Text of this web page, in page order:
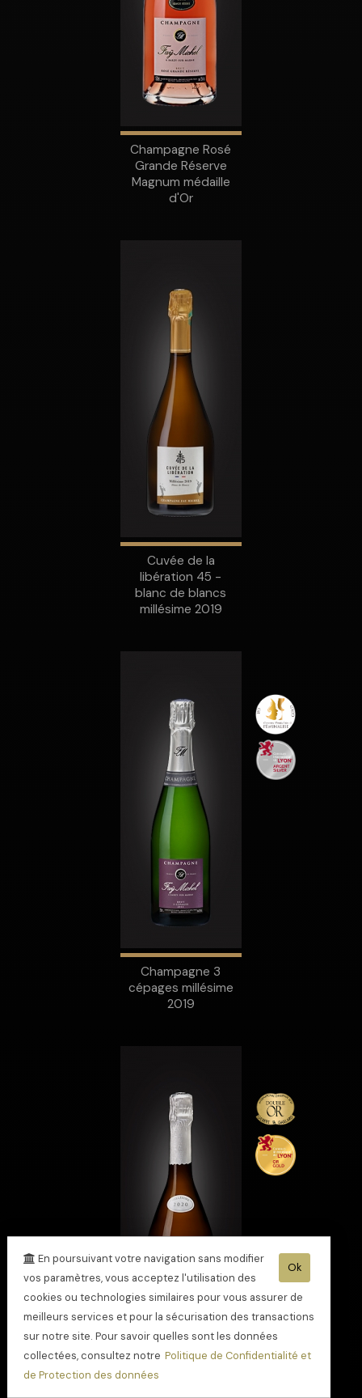
Champagne Rosé
Grande Réserve
Magnum médaille
d'Or
Cuvée de la
libération 45 -
blanc de blancs
millésime 2019
Champagne 3
cépages millésime
2019
Champagne Cuvée
Alexandre 2020
Ok
En poursuivant votre navigation sans modifier
vos paramètres, vous acceptez l'utilisation des
cookies ou technologies similaires pour vous assurer de
meilleurs services et pour la sécurisation des transactions
sur notre site. Pour savoir quelles sont les données
collectées, consultez notre Politique de Confidentialité et
de Protection des données